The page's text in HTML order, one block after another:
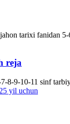
tarixi fanidan
reja
8-9-10-11 sinf